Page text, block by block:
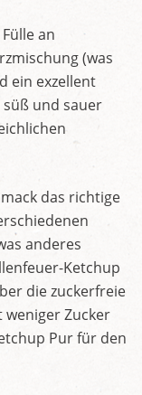
an
(was
ein exzellent
und sauer
das richtige
anderes
Ketchup
die zuckerfreie
Zucker
Pur für den